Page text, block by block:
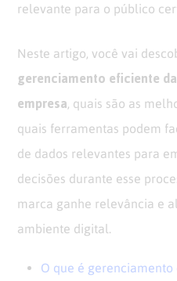
relevante para o público
Neste artigo, você vai
gerenciamento eficiente
empresa , quais são as
quais ferramentas podem
de dados relevantes para
decisões durante esse
marca ganhe relevância e
ambiente digital.
O que é gerenciamento